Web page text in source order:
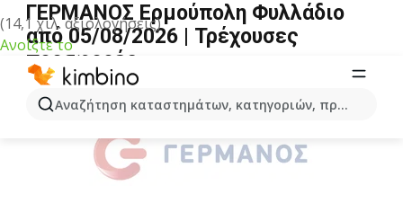
(14,1 χιλ. αξιολογήσεις)
Ανοίξτε το
Αναζήτηση καταστημάτων, κατηγοριών, προϊόντων...
ΓΕΡΜΑΝΟΣ Ερμούπολη Φυλλάδιο
από 05/08/2026 | Τρέχουσες
προσφορές